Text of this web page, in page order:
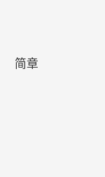
简章